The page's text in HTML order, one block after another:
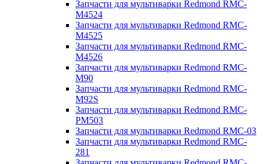
Запчасти для мультиварки Redmond RMC-
M4524
Запчасти для мультиварки Redmond RMC-
M4525
Запчасти для мультиварки Redmond RMC-
M4526
Запчасти для мультиварки Redmond RMC-
M90
Запчасти для мультиварки Redmond RMC-
M92S
Запчасти для мультиварки Redmond RMC-
PM503
Запчасти для мультиварки Redmond RMC-03
Запчасти для мультиварки Redmond RMC-
281